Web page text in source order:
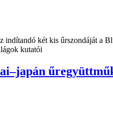
indítandó két kis űrszondáját a
kutatói